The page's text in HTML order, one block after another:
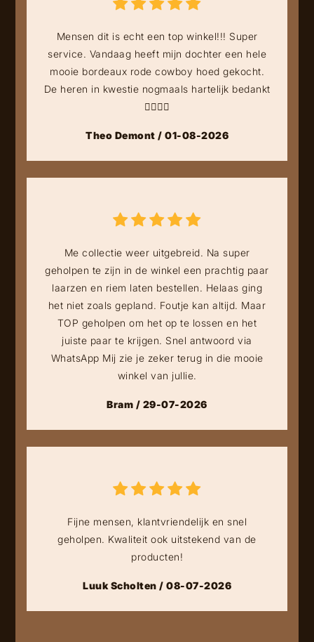
Mensen dit is echt een top winkel!!! Super
service. Vandaag heeft mijn dochter een hele
mooie bordeaux rode cowboy hoed gekocht.
De heren in kwestie nogmaals hartelijk bedankt
👍🏻👍🏻
Theo Demont / 01-08-2026
Me collectie weer uitgebreid. Na super
geholpen te zijn in de winkel een prachtig paar
laarzen en riem laten bestellen. Helaas ging
het niet zoals gepland. Foutje kan altijd. Maar
TOP geholpen om het op te lossen en het
juiste paar te krijgen. Snel antwoord via
WhatsApp Mij zie je zeker terug in die mooie
winkel van jullie.
Bram / 29-07-2026
Fijne mensen, klantvriendelijk en snel
geholpen. Kwaliteit ook uitstekend van de
producten!
Luuk Scholten / 08-07-2026